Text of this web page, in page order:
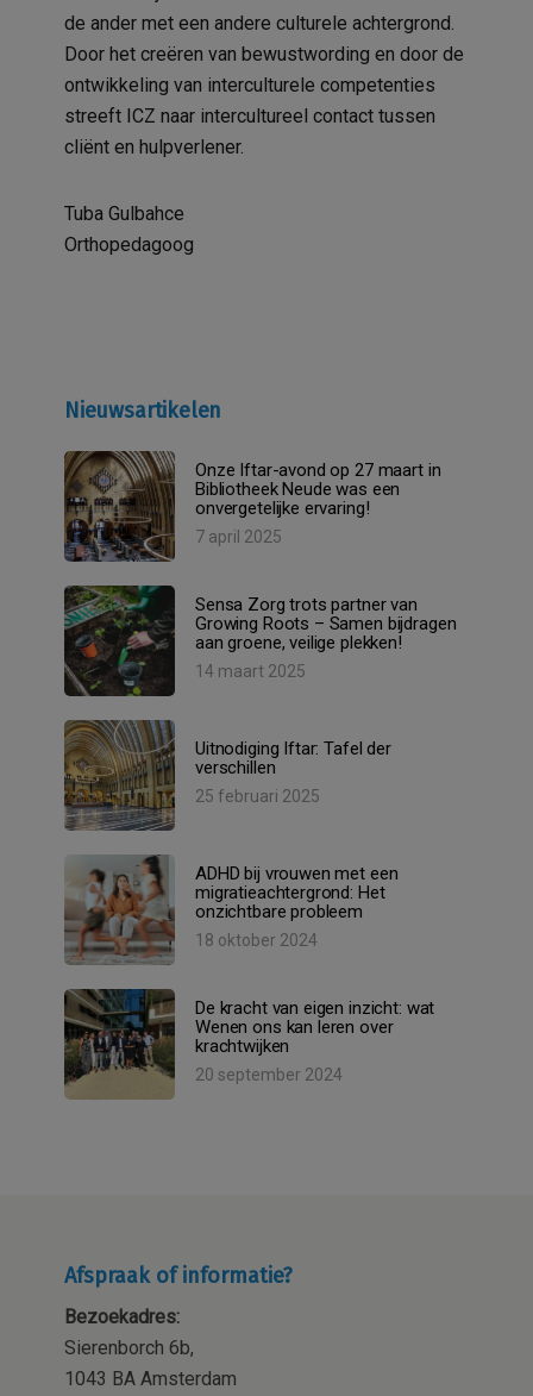
de ander met een andere culturele achtergrond.
Door het creëren van bewustwording en door de
ontwikkeling van interculturele competenties
streeft ICZ naar intercultureel contact tussen
cliënt en hulpverlener.
Tuba Gulbahce
Orthopedagoog
Nieuwsartikelen
Onze Iftar-avond op 27 maart in
Bibliotheek Neude was een
onvergetelijke ervaring!
7 april 2025
Sensa Zorg trots partner van
Growing Roots – Samen bijdragen
aan groene, veilige plekken!
14 maart 2025
Uitnodiging Iftar: Tafel der
verschillen
25 februari 2025
ADHD bij vrouwen met een
migratieachtergrond: Het
onzichtbare probleem
18 oktober 2024
De kracht van eigen inzicht: wat
Wenen ons kan leren over
krachtwijken
20 september 2024
Afspraak of informatie?
Bezoekadres:
Sierenborch 6b,
1043 BA Amsterdam